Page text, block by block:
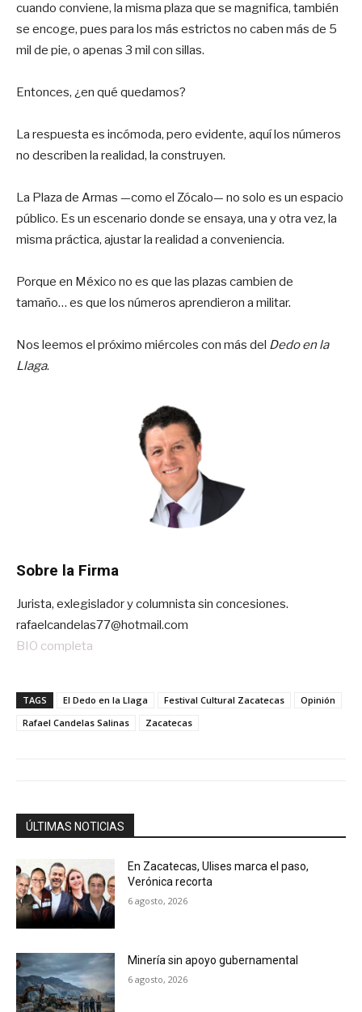
cuando conviene, la misma plaza que se magnifica, también
se encoge, pues para los más estrictos no caben más de 5
mil de pie, o apenas 3 mil con sillas.
Entonces, ¿en qué quedamos?
La respuesta es incómoda, pero evidente, aquí los números
no describen la realidad, la construyen.
La Plaza de Armas —como el Zócalo— no solo es un espacio
público. Es un escenario donde se ensaya, una y otra vez, la
misma práctica, ajustar la realidad a conveniencia.
Porque en México no es que las plazas cambien de
tamaño… es que los números aprendieron a militar.
Nos leemos el próximo miércoles con más del Dedo en la
Llaga.
Sobre la Firma
Jurista, exlegislador y columnista sin concesiones.
rafaelcandelas77@hotmail.com
BIO completa
TAGS El Dedo en la Llaga Festival Cultural Zacatecas
Opinión
Rafael Candelas Salinas
Zacatecas
ÚLTIMAS NOTICIAS
En Zacatecas, Ulises marca el paso,
Verónica recorta
6 agosto, 2026
Minería sin apoyo gubernamental
6 agosto, 2026